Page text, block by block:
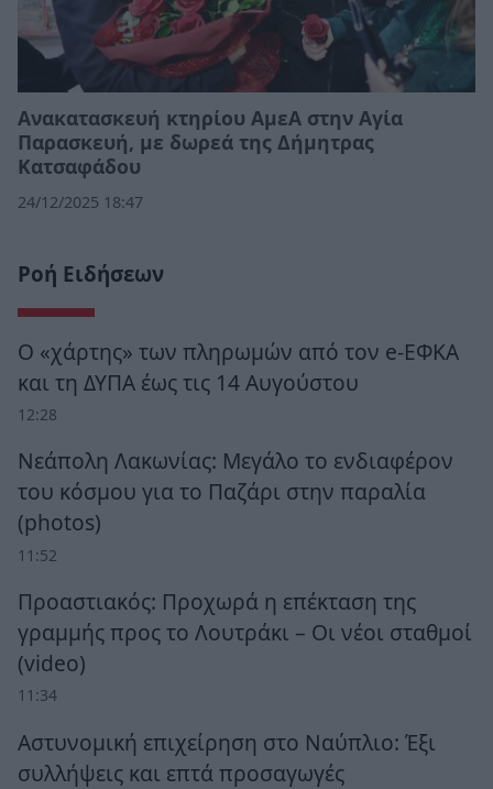
Ανακατασκευή κτηρίου ΑμεΑ στην Αγία
Παρασκευή, με δωρεά της Δήμητρας
Κατσαφάδου
24/12/2025 18:47
Ροή Ειδήσεων
Ο «χάρτης» των πληρωμών από τον e-ΕΦΚΑ
και τη ΔΥΠΑ έως τις 14 Αυγούστου
12:28
Νεάπολη Λακωνίας: Μεγάλο το ενδιαφέρον
του κόσμου για το Παζάρι στην παραλία
(photos)
11:52
Προαστιακός: Προχωρά η επέκταση της
γραμμής προς το Λουτράκι – Οι νέοι σταθμοί
(video)
11:34
Αστυνομική επιχείρηση στο Ναύπλιο: Έξι
συλλήψεις και επτά προσαγωγές